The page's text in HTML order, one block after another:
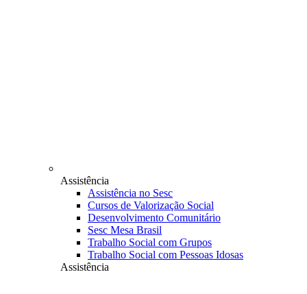
Assistência
Assistência no Sesc
Cursos de Valorização Social
Desenvolvimento Comunitário
Sesc Mesa Brasil
Trabalho Social com Grupos
Trabalho Social com Pessoas Idosas
Assistência